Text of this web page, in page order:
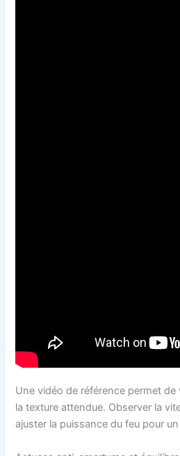
Une vidéo de référence permet
la texture attendue. Observer la
ajuster la puissance du feu pour